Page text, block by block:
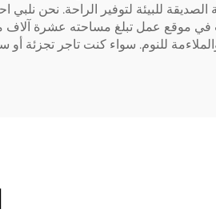
الصديقة للبيئة لتوفير الراحة. نحن
عمل تبلغ مساحته عشرة آلاف متر
للنوم. سواء كنت تاجر تجزئة أو